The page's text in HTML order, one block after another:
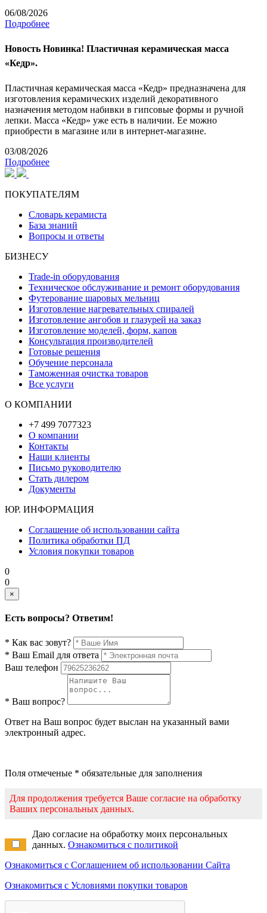
06/08/2026
Подробнее
Новость Новинка! Пластичная керамическая масса
«Кедр».
Пластичная керамическая масса «Кедр» предназначена для
изготовления керамических изделий декоративного
назначения методом набивки в гипсовые формы и ручной
лепки. Масса «Кедр» уже есть в наличии. Ее можно
приобрести в магазине или в интернет-магазине.
03/08/2026
Подробнее
ПОКУПАТЕЛЯМ
Словарь керамиста
База знаний
Вопросы и ответы
БИЗНЕСУ
Trade-in оборудования
Техническое обслуживание и ремонт оборудования
Футерование шаровых мельниц
Изготовление нагревательных спиралей
Изготовление ангобов и глазурей на заказ
Изготовление моделей, форм, капов
Консультация производителей
Готовые решения
Обучение персонала
Таможенная очистка товаров
Все услуги
О КОМПАНИИ
+7 499 7077323
О компании
Контакты
Наши клиенты
Письмо руководителю
Стать дилером
Документы
ЮР. ИНФОРМАЦИЯ
Соглашение об использовании сайта
Политика обработки ПД
Условия покупки товаров
0
0
×
Есть вопросы? Ответим!
* Как вас зовут?
* Ваш Email для ответа
Ваш телефон
* Ваш вопрос?
Ответ на Ваш вопрос будет выслан на указанный вами
электронный адрес.
Поля отмеченые * обязательные для заполнения
Для продолжения требуется Ваше согласие на обработку
Ваших персональных данных.
Даю согласие на обработку моих персональных
данных. Ознакомиться с политикой
Ознакомиться с Соглашением об использовании Сайта
Ознакомиться с Условиями покупки товаров